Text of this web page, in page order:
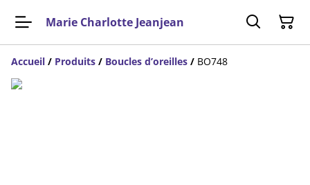
Marie Charlotte Jeanjean
Accueil / Produits / Boucles d’oreilles / BO748